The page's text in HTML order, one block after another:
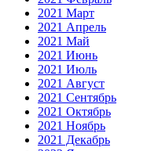
2021 Март
2021 Апрель
2021 Май
2021 Июнь
2021 Июль
2021 Август
2021 Сентябрь
2021 Октябрь
2021 Ноябрь
2021 Декабрь